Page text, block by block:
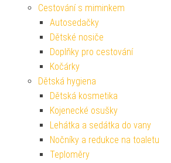
Cestování s miminkem
Autosedačky
Dětské nosiče
Doplňky pro cestování
Kočárky
Dětská hygiena
Dětská kosmetika
Kojenecké osušky
Lehátka a sedátka do vany
Nočníky a redukce na toaletu
Teploměry